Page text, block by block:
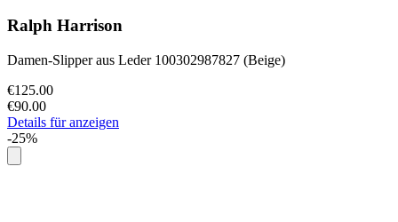
Ralph Harrison
Damen-Slipper aus Leder 100302987827 (Beige)
€125.00
€90.00
Details für anzeigen
-25%